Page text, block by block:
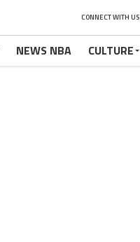
CONNECT WITH US
NEWS NBA CULTURE